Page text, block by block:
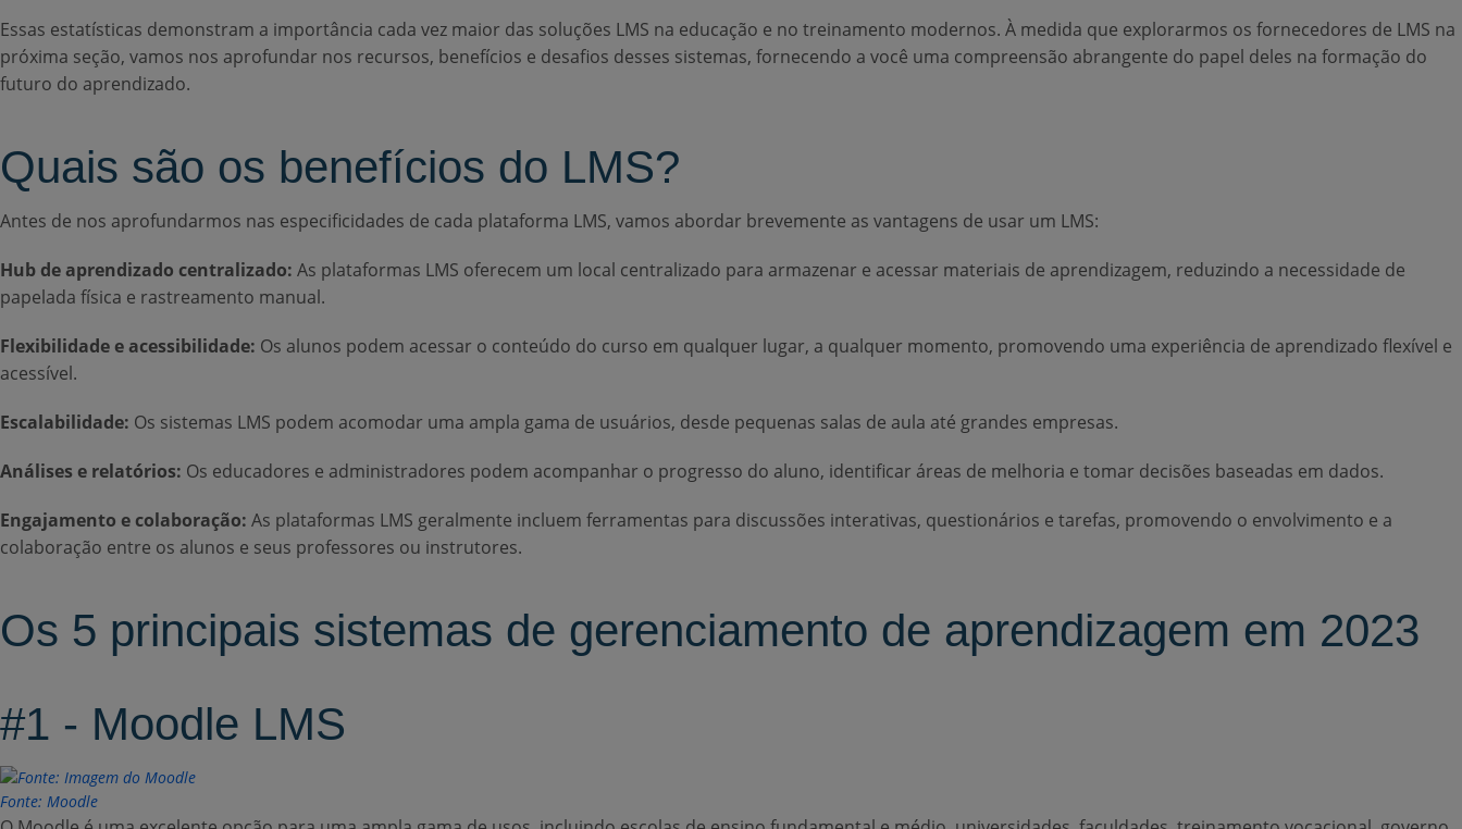
Essas estatísticas demonstram a importância cada vez maior das soluções LMS na educação e no treinamento modernos. À medida que explorarmos os fornecedores de LMS na
próxima seção, vamos nos aprofundar nos recursos, benefícios e desafios desses sistemas, fornecendo a você uma compreensão abrangente do papel deles na formação do
futuro do aprendizado.
Quais são os benefícios do LMS?
Antes de nos aprofundarmos nas especificidades de cada plataforma LMS, vamos abordar brevemente as vantagens de usar um LMS:
Hub de aprendizado centralizado: As plataformas LMS oferecem um local centralizado para armazenar e acessar materiais de aprendizagem, reduzindo a necessidade de
papelada física e rastreamento manual.
Flexibilidade e acessibilidade: Os alunos podem acessar o conteúdo do curso em qualquer lugar, a qualquer momento, promovendo uma experiência de aprendizado flexível e
acessível.
Escalabilidade: Os sistemas LMS podem acomodar uma ampla gama de usuários, desde pequenas salas de aula até grandes empresas.
Análises e relatórios: Os educadores e administradores podem acompanhar o progresso do aluno, identificar áreas de melhoria e tomar decisões baseadas em dados.
Engajamento e colaboração: As plataformas LMS geralmente incluem ferramentas para discussões interativas, questionários e tarefas, promovendo o envolvimento e a
colaboração entre os alunos e seus professores ou instrutores.
Os 5 principais sistemas de gerenciamento de aprendizagem em 2023
#1 - Moodle LMS
Fonte: Moodle